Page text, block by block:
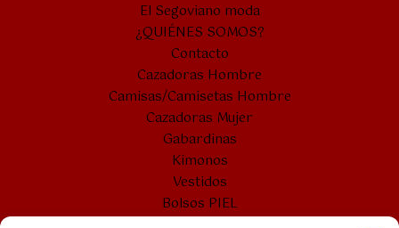
El Segoviano moda
¿QUIÉNES SOMOS?
Contacto
Cazadoras Hombre
Camisas/Camisetas Hombre
Cazadoras Mujer
Gabardinas
Kimonos
Vestidos
Bolsos PIEL